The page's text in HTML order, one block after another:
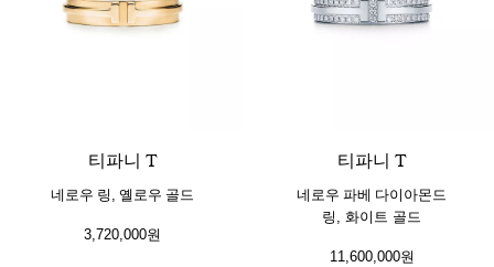
티파니 T
네로우 링, 옐로우 골드
3,720,000원
티파니 T
네로우 파베 다이아몬드
링, 화이트 골드
11,600,000원